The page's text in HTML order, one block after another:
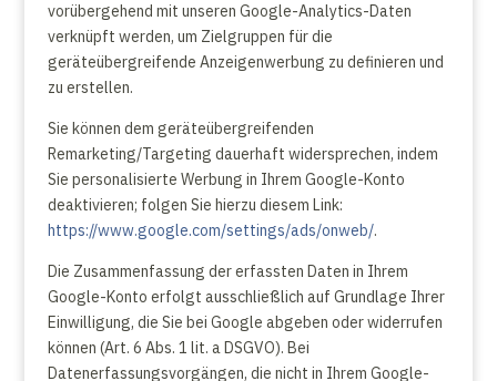
vorübergehend mit unseren Google-Analytics-Daten
verknüpft werden, um Zielgruppen für die
geräteübergreifende Anzeigenwerbung zu definieren und
zu erstellen.
Sie können dem geräteübergreifenden
Remarketing/Targeting dauerhaft widersprechen, indem
Sie personalisierte Werbung in Ihrem Google-Konto
deaktivieren; folgen Sie hierzu diesem Link:
https://www.google.com/settings/ads/onweb/.
Die Zusammenfassung der erfassten Daten in Ihrem
Google-Konto erfolgt ausschließlich auf Grundlage Ihrer
Einwilligung, die Sie bei Google abgeben oder widerrufen
können (Art. 6 Abs. 1 lit. a DSGVO). Bei
Datenerfassungsvorgängen, die nicht in Ihrem Google-